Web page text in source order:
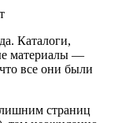
Каталоги,
материалы —
все они были
страниц